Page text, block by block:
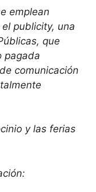
emplean
publicity, una
que
pagada
comunicación
y las ferias